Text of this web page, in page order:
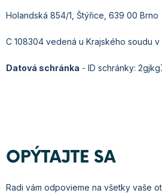
Holandská 854/1, Štýřice, 639 00 Brno
C 108304 vedená u Krajského soudu v
Datová schránka - ID schránky:
OPÝTAJTE SA
Radi vám odpovieme na všetky vaše